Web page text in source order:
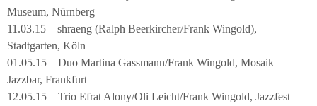
Museum, Nürnberg
11.03.15 – shraeng (Ralph Beerkircher/Frank Wingold),
Stadtgarten, Köln
01.05.15 – Duo Martina Gassmann/Frank Wingold, Mosaik
Jazzbar, Frankfurt
12.05.15 – Trio Efrat Alony/Oli Leicht/Frank Wingold, Jazzfest